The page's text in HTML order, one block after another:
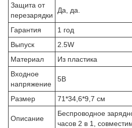
Защита от
перезарядки
Да, да.
Гарантия
1 год
Выпуск
2.5W
Материал
Из пластика
Входное
напряжение
5В
Размер 71*34,6*9,7 см
Описание
Беспроводное
часов 2 в 1,